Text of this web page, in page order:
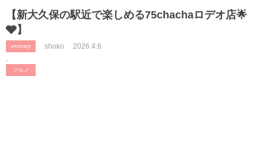
【新大久保の駅近で楽しめる75chachaロデオ店🌟
🩶】
emmary
,
グルメ
shoko 2026.4.6